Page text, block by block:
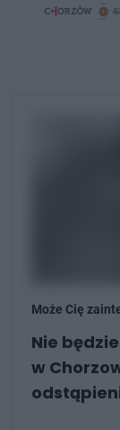
Może Cię
Nie
w